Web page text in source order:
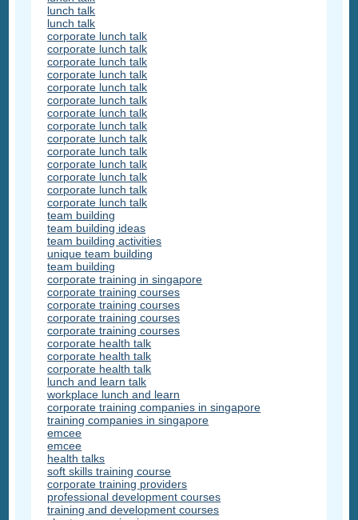
lunch talk
lunch talk
corporate lunch talk
corporate lunch talk
corporate lunch talk
corporate lunch talk
corporate lunch talk
corporate lunch talk
corporate lunch talk
corporate lunch talk
corporate lunch talk
corporate lunch talk
corporate lunch talk
corporate lunch talk
corporate lunch talk
corporate lunch talk
team building
team building ideas
team building activities
unique team building
team building
corporate training in singapore
corporate training courses
corporate training courses
corporate training courses
corporate training courses
corporate health talk
corporate health talk
corporate health talk
lunch and learn talk
workplace lunch and learn
corporate training companies in singapore
training companies in singapore
emcee
emcee
health talks
soft skills training course
corporate training providers
professional development courses
training and development courses